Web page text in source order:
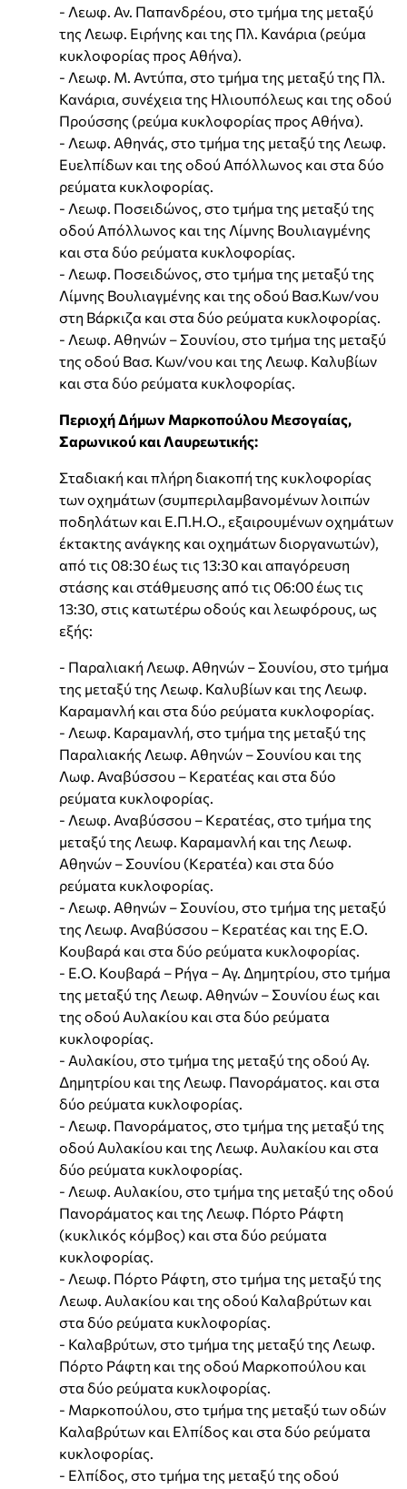
- Λεωφ. Αν. Παπανδρέου, στο τμήμα της μεταξύ
της Λεωφ. Ειρήνης και της Πλ. Κανάρια (ρεύμα
κυκλοφορίας προς Αθήνα).
- Λεωφ. Μ. Αντύπα, στο τμήμα της μεταξύ της Πλ.
Κανάρια, συνέχεια της Ηλιουπόλεως και της οδού
Προύσσης (ρεύμα κυκλοφορίας προς Αθήνα).
- Λεωφ. Αθηνάς, στο τμήμα της μεταξύ της Λεωφ.
Ευελπίδων και της οδού Απόλλωνος και στα δύο
ρεύματα κυκλοφορίας.
- Λεωφ. Ποσειδώνος, στο τμήμα της μεταξύ της
οδού Απόλλωνος και της Λίμνης Βουλιαγμένης
και στα δύο ρεύματα κυκλοφορίας.
- Λεωφ. Ποσειδώνος, στο τμήμα της μεταξύ της
Λίμνης Βουλιαγμένης και της οδού Βασ.Κων/νου
στη Βάρκιζα και στα δύο ρεύματα κυκλοφορίας.
- Λεωφ. Αθηνών – Σουνίου, στο τμήμα της μεταξύ
της οδού Βασ. Κων/νου και της Λεωφ. Καλυβίων
και στα δύο ρεύματα κυκλοφορίας.
Περιοχή Δήμων Μαρκοπούλου Μεσογαίας,
Σαρωνικού και Λαυρεωτικής:
Σταδιακή και πλήρη διακοπή της κυκλοφορίας
των οχημάτων (συμπεριλαμβανομένων λοιπών
ποδηλάτων και Ε.Π.Η.Ο., εξαιρουμένων οχημάτων
έκτακτης ανάγκης και οχημάτων διοργανωτών),
από τις 08:30 έως τις 13:30 και απαγόρευση
στάσης και στάθμευσης από τις 06:00 έως τις
13:30, στις κατωτέρω οδούς και λεωφόρους, ως
εξής:
- Παραλιακή Λεωφ. Αθηνών – Σουνίου, στο τμήμα
της μεταξύ της Λεωφ. Καλυβίων και της Λεωφ.
Καραμανλή και στα δύο ρεύματα κυκλοφορίας.
- Λεωφ. Καραμανλή, στο τμήμα της μεταξύ της
Παραλιακής Λεωφ. Αθηνών – Σουνίου και της
Λωφ. Αναβύσσου – Κερατέας και στα δύο
ρεύματα κυκλοφορίας.
- Λεωφ. Αναβύσσου – Κερατέας, στο τμήμα της
μεταξύ της Λεωφ. Καραμανλή και της Λεωφ.
Αθηνών – Σουνίου (Κερατέα) και στα δύο
ρεύματα κυκλοφορίας.
- Λεωφ. Αθηνών – Σουνίου, στο τμήμα της μεταξύ
της Λεωφ. Αναβύσσου – Κερατέας και της Ε.Ο.
Κουβαρά και στα δύο ρεύματα κυκλοφορίας.
- Ε.Ο. Κουβαρά – Ρήγα – Αγ. Δημητρίου, στο τμήμα
της μεταξύ της Λεωφ. Αθηνών – Σουνίου έως και
της οδού Αυλακίου και στα δύο ρεύματα
κυκλοφορίας.
- Αυλακίου, στο τμήμα της μεταξύ της οδού Αγ.
Δημητρίου και της Λεωφ. Πανοράματος. και στα
δύο ρεύματα κυκλοφορίας.
- Λεωφ. Πανοράματος, στο τμήμα της μεταξύ της
οδού Αυλακίου και της Λεωφ. Αυλακίου και στα
δύο ρεύματα κυκλοφορίας.
- Λεωφ. Αυλακίου, στο τμήμα της μεταξύ της οδού
Πανοράματος και της Λεωφ. Πόρτο Ράφτη
(κυκλικός κόμβος) και στα δύο ρεύματα
κυκλοφορίας.
- Λεωφ. Πόρτο Ράφτη, στο τμήμα της μεταξύ της
Λεωφ. Αυλακίου και της οδού Καλαβρύτων και
στα δύο ρεύματα κυκλοφορίας.
- Καλαβρύτων, στο τμήμα της μεταξύ της Λεωφ.
Πόρτο Ράφτη και της οδού Μαρκοπούλου και
στα δύο ρεύματα κυκλοφορίας.
- Μαρκοπούλου, στο τμήμα της μεταξύ των οδών
Καλαβρύτων και Ελπίδος και στα δύο ρεύματα
κυκλοφορίας.
- Ελπίδος, στο τμήμα της μεταξύ της οδού